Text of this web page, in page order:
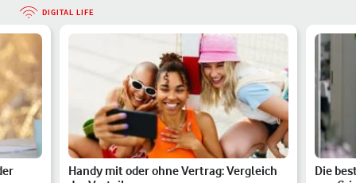
DIGITAL LIFE
Handy mit oder ohne Vertrag: Vergleich
Die